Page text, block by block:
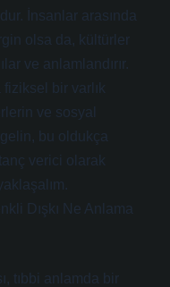
İnsanlar arasında
olsa da, kültürler
ve anlamlandırır.
fiziksel bir varlık
ve sosyal
bu oldukça
verici olarak
Dışkı Ne Anlama
tıbbi anlamda bir